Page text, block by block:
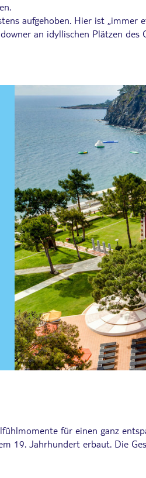
aufgehoben. Hier ist
an idyllischen Plätzen des
für einen ganz
19. Jahrhundert erbaut. Die